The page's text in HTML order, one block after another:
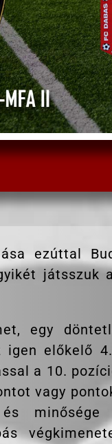
ezúttal
játsszuk
egy
előkelő
a 10.
vagy